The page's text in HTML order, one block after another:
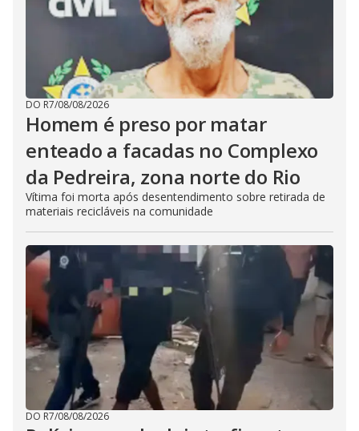
DO R7/08/08/2026
Homem é preso por matar
enteado a facadas no Complexo
da Pedreira, zona norte do Rio
Vítima foi morta após desentendimento sobre retirada de
materiais recicláveis na comunidade
DO R7/08/08/2026